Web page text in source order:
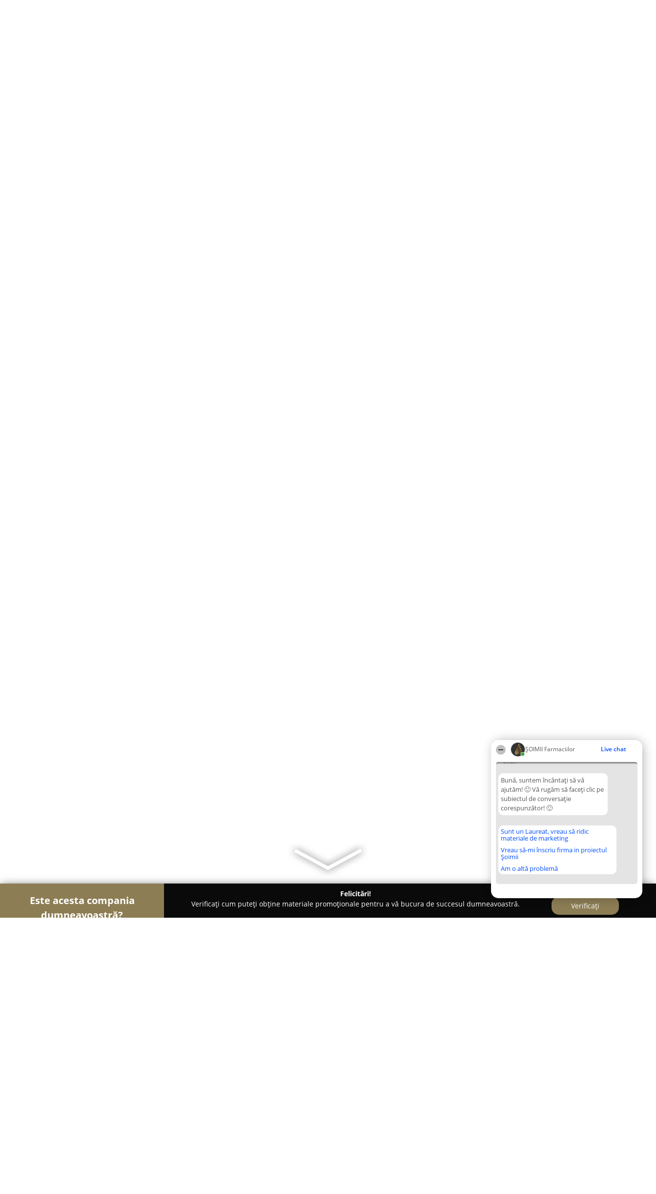
ŞOIMII Farmaciilor Live chat
09:25
Bună, suntem încântați să vă
ajutăm! 🙂 Vă rugăm să faceți clic pe
subiectul de conversație
corespunzător! 🙂
Sunt un Laureat, vreau să ridic
materiale de marketing
Vreau să-mi înscriu firma in proiectul
Șoimii
Am o altă problemă
Este acesta compania
dumneavoastră?
Felicitări!
Verificați cum puteți obține materiale promoționale pentru a vă bucura de succesul dumneavoastră.
Verificați